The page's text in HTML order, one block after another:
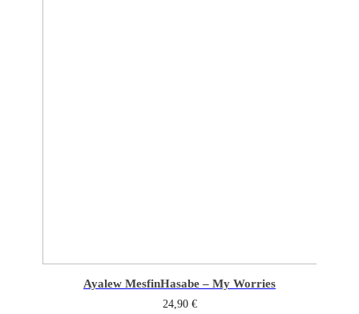
Ayalew MesfinHasabe – My Worries
24,90 €